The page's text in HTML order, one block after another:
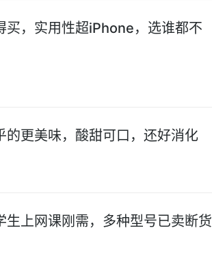
买，实用性超iPhone，选谁都不
更美味，酸甜可口，还好消化
上网课刚需，多种型号已卖断货